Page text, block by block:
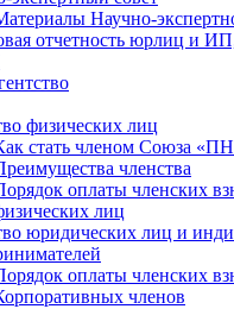
Научно-
отчетность юрлиц и
физических лиц
стать членом Союза
членства
оплаты членских
лиц
юридических лиц и
оплаты членских
членов